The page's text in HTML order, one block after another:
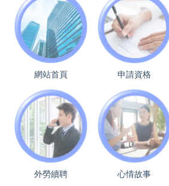
網站首頁 申請資格
外勞續聘 心情故事